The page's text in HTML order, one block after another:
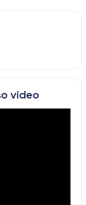
vídeo